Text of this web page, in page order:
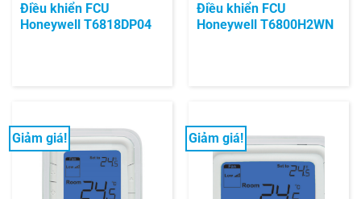
Điều khiển FCU
Honeywell T6818DP04
Điều khiển FCU
Honeywell T6800H2WN
Giảm giá! Giảm giá!